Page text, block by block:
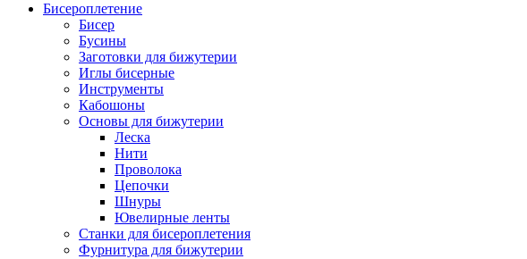
Бисероплетение
Бисер
Бусины
Заготовки для бижутерии
Иглы бисерные
Инструменты
Кабошоны
Основы для бижутерии
Леска
Нити
Проволока
Цепочки
Шнуры
Ювелирные ленты
Станки для бисероплетения
Фурнитура для бижутерии